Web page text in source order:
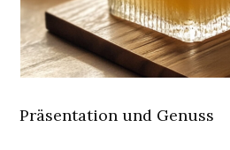
Präsentation und Genuss